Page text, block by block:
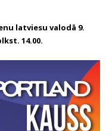
latviesu valodā 9.
14.00.